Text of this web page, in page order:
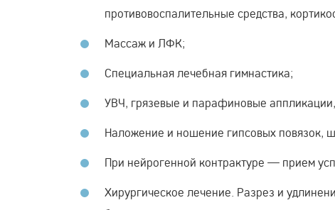
противовоспалительные средства,
Массаж и ЛФК;
Специальная лечебная гимнастика;
УВЧ, грязевые и парафиновые
Наложение и ношение гипсовых повязок,
При нейрогенной контрактуре — прием
Хирургическое лечение. Разрез и